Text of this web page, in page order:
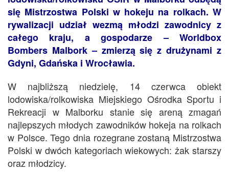
się Mistrzostwa Polski w hokeju na rolkach. W
rywalizacji udział wezmą młodzi zawodnicy z
całego kraju, a gospodarze – Worldbox
Bombers Malbork – zmierzą się z drużynami z
Gdyni, Gdańska i Wrocławia.
W najbliższą niedzielę, 14 czerwca obiekt
lodowiska/rolkowiska Miejskiego Ośrodka Sportu i
Rekreacji w Malborku stanie się areną zmagań
najlepszych młodych zawodników hokeja na rolkach
w Polsce. Tego dnia rozegrane zostaną Mistrzostwa
Polski w dwóch kategoriach wiekowych: żak starszy
oraz młodzicy.